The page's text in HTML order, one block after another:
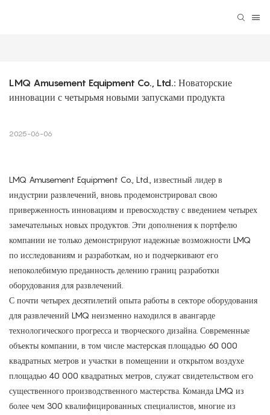
LMQ Amusement Equipment Co., Ltd.: Новаторские
инновации с четырьмя новыми запусками продукта
2025-06-06
LMQ Amusement Equipment Co., Ltd., известный лидер в
индустрии развлечений, вновь продемонстрировал свою
приверженность инновациям и превосходству с введением четырех
замечательных новых продуктов. Эти дополнения к портфелю
компании не только демонстрируют надежные возможности LMQ
по исследованиям и разработкам, но и подчеркивают его
непоколебимую преданность делению границ разработки
оборудования для развлечений.
С почти четырех десятилетий опыта работы в секторе оборудования
для развлечений LMQ неизменно находился в авангарде
технологического прогресса и творческого дизайна. Современные
объекты компании, в том числе мастерская площадью 60 000
квадратных метров и участки в помещении и открытом воздухе
площадью 40 000 квадратных метров, служат свидетельством его
существенного производственного мастерства. Команда LMQ из
более чем 300 квалифицированных специалистов, многие из